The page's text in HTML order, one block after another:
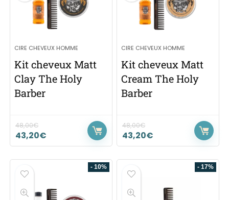
CIRE CHEVEUX HOMME
Kit cheveux Matt
Clay The Holy
Barber
48,00€
43,20€
CIRE CHEVEUX HOMME
Kit cheveux Matt
Cream The Holy
Barber
48,00€
43,20€
- 10% - 17%